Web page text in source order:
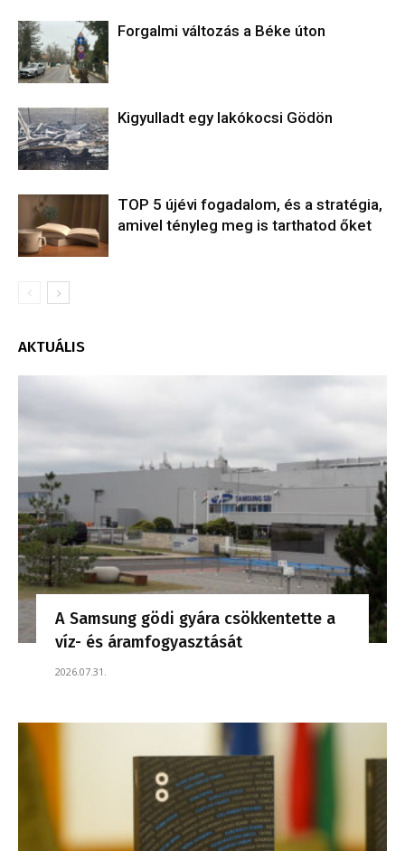
Forgalmi változás a Béke úton
Kigyulladt egy lakókocsi Gödön
TOP 5 újévi fogadalom, és a stratégia,
amivel tényleg meg is tarthatod őket
AKTUÁLIS
A Samsung gödi gyára csökkentette a
víz- és áramfogyasztását
2026.07.31.